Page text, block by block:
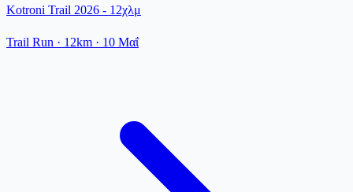
Kotroni Trail 2026 - 12χλμ
Trail Run · 12km · 10 Μαΐ